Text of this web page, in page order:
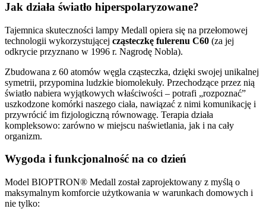
Jak działa światło hiperspolaryzowane?
Tajemnica skuteczności lampy Medall opiera się na przełomowej
technologii wykorzystującej cząsteczkę fulerenu C60 (za jej
odkrycie przyznano w 1996 r. Nagrodę Nobla).
Zbudowana z 60 atomów węgla cząsteczka, dzięki swojej unikalnej
symetrii, przypomina ludzkie biomolekuły. Przechodzące przez nią
światło nabiera wyjątkowych właściwości – potrafi „rozpoznać”
uszkodzone komórki naszego ciała, nawiązać z nimi komunikację i
przywrócić im fizjologiczną równowagę. Terapia działa
kompleksowo: zarówno w miejscu naświetlania, jak i na cały
organizm.
Wygoda i funkcjonalność na co dzień
Model BIOPTRON® Medall został zaprojektowany z myślą o
maksymalnym komforcie użytkowania w warunkach domowych i
nie tylko: